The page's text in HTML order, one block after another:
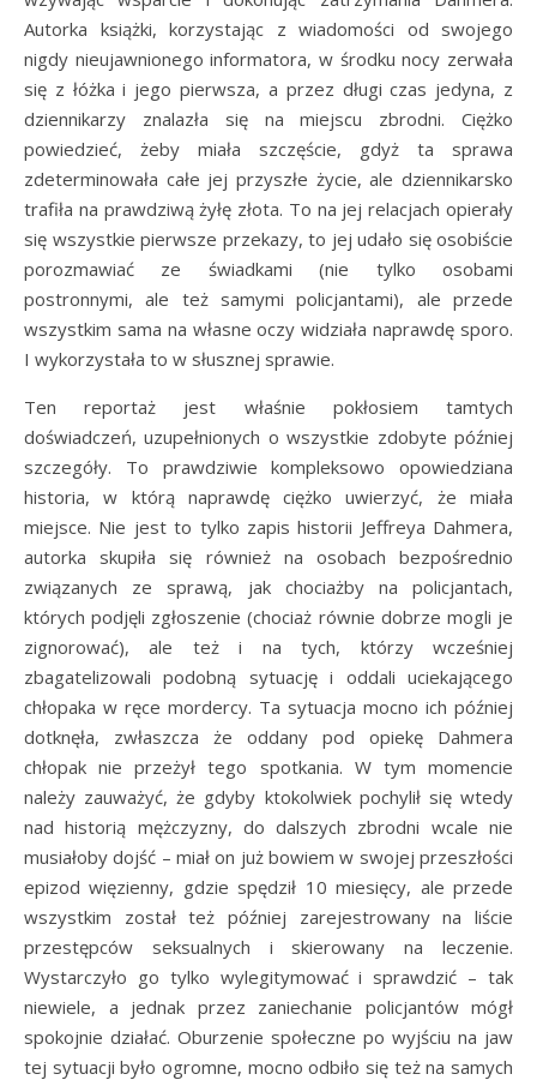
Autorka książki, korzystając z wiadomości od swojego
nigdy nieujawnionego informatora, w środku nocy zerwała
się z łóżka i jego pierwsza, a przez długi czas jedyna, z
dziennikarzy znalazła się na miejscu zbrodni. Ciężko
powiedzieć, żeby miała szczęście, gdyż ta sprawa
zdeterminowała całe jej przyszłe życie, ale dziennikarsko
trafiła na prawdziwą żyłę złota. To na jej relacjach opierały
się wszystkie pierwsze przekazy, to jej udało się osobiście
porozmawiać ze świadkami (nie tylko osobami
postronnymi, ale też samymi policjantami), ale przede
wszystkim sama na własne oczy widziała naprawdę sporo.
I wykorzystała to w słusznej sprawie.
Ten reportaż jest właśnie pokłosiem tamtych
doświadczeń, uzupełnionych o wszystkie zdobyte później
szczegóły. To prawdziwie kompleksowo opowiedziana
historia, w którą naprawdę ciężko uwierzyć, że miała
miejsce. Nie jest to tylko zapis historii Jeffreya Dahmera,
autorka skupiła się również na osobach bezpośrednio
związanych ze sprawą, jak chociażby na policjantach,
których podjęli zgłoszenie (chociaż równie dobrze mogli je
zignorować), ale też i na tych, którzy wcześniej
zbagatelizowali podobną sytuację i oddali uciekającego
chłopaka w ręce mordercy. Ta sytuacja mocno ich później
dotknęła, zwłaszcza że oddany pod opiekę Dahmera
chłopak nie przeżył tego spotkania. W tym momencie
należy zauważyć, że gdyby ktokolwiek pochylił się wtedy
nad historią mężczyzny, do dalszych zbrodni wcale nie
musiałoby dojść – miał on już bowiem w swojej przeszłości
epizod więzienny, gdzie spędził 10 miesięcy, ale przede
wszystkim został też później zarejestrowany na liście
przestępców seksualnych i skierowany na leczenie.
Wystarczyło go tylko wylegitymować i sprawdzić – tak
niewiele, a jednak przez zaniechanie policjantów mógł
spokojnie działać. Oburzenie społeczne po wyjściu na jaw
tej sytuacji było ogromne, mocno odbiło się też na samych